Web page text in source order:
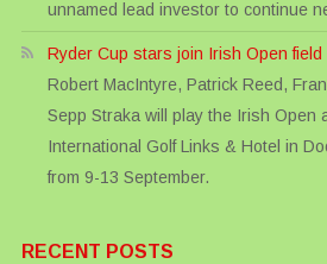
unnamed lead investor to continue
Ryder Cup stars join Irish Open field
Robert MacIntyre, Patrick Reed,
Sepp Straka will play the Irish Open
International Golf Links & Hotel in
from 9-13 September.
RECENT POSTS